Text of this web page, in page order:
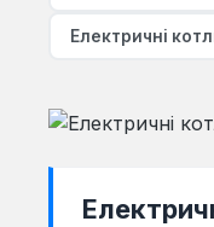
Електричні